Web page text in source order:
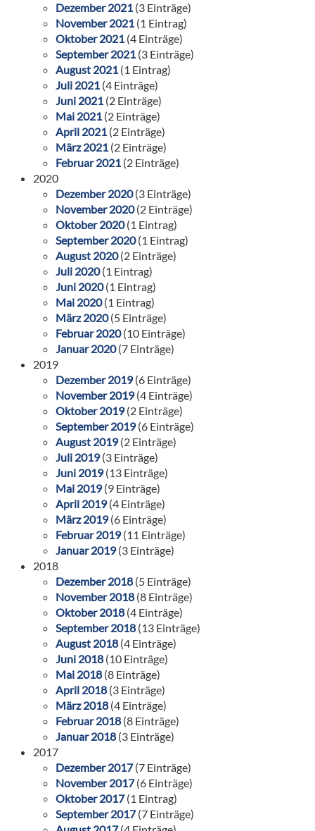
Dezember 2021 (3 Einträge)
November 2021 (1 Eintrag)
Oktober 2021 (4 Einträge)
September 2021 (3 Einträge)
August 2021 (1 Eintrag)
Juli 2021 (4 Einträge)
Juni 2021 (2 Einträge)
Mai 2021 (2 Einträge)
April 2021 (2 Einträge)
März 2021 (2 Einträge)
Februar 2021 (2 Einträge)
2020
Dezember 2020(3 Einträge)
November 2020(2 Einträge)
Oktober 2020(1 Eintrag)
September 2020(1 Eintrag)
August 2020(2 Einträge)
Juli 2020(1 Eintrag)
Juni 2020(1 Eintrag)
Mai 2020(1 Eintrag)
März 2020(5 Einträge)
Februar 2020(10 Einträge)
Januar 2020(7 Einträge)
2019
Dezember 2019(6 Einträge)
November 2019(4 Einträge)
Oktober 2019(2 Einträge)
September 2019(6 Einträge)
August 2019(2 Einträge)
Juli 2019(3 Einträge)
Juni 2019(13 Einträge)
Mai 2019(9 Einträge)
April 2019(4 Einträge)
März 2019(6 Einträge)
Februar 2019(11 Einträge)
Januar 2019(3 Einträge)
2018
Dezember 2018(5 Einträge)
November 2018(8 Einträge)
Oktober 2018(4 Einträge)
September 2018(13 Einträge)
August 2018(4 Einträge)
Juni 2018(10 Einträge)
Mai 2018(8 Einträge)
April 2018(3 Einträge)
März 2018(4 Einträge)
Februar 2018(8 Einträge)
Januar 2018(3 Einträge)
2017
Dezember 2017(7 Einträge)
November 2017(6 Einträge)
Oktober 2017(1 Eintrag)
September 2017(7 Einträge)